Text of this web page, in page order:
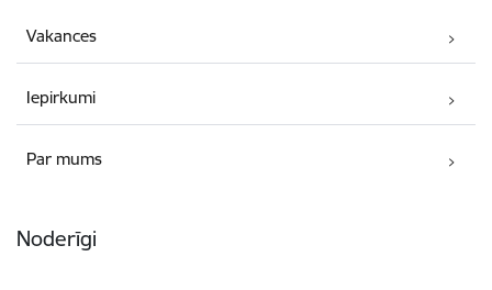
Vakances
Iepirkumi
Par mums
Noderīgi